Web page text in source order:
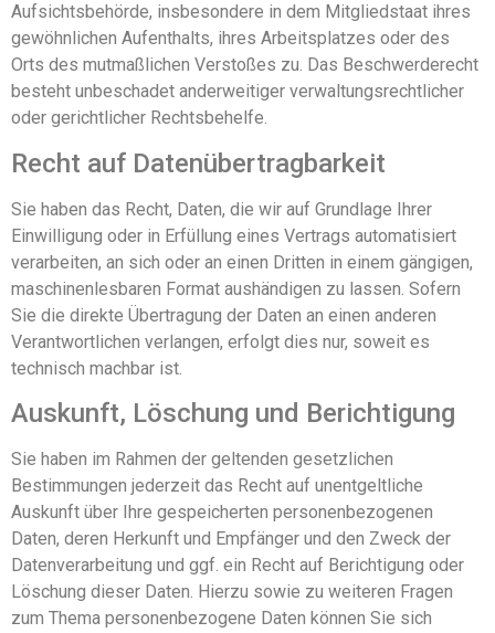
Aufsichtsbehörde, insbesondere in dem Mitgliedstaat ihres
gewöhnlichen Aufenthalts, ihres Arbeitsplatzes oder des
Orts des mutmaßlichen Verstoßes zu. Das Beschwerderecht
besteht unbeschadet anderweitiger verwaltungsrechtlicher
oder gerichtlicher Rechtsbehelfe.
Recht auf Daten­übertrag­barkeit
Sie haben das Recht, Daten, die wir auf Grundlage Ihrer
Einwilligung oder in Erfüllung eines Vertrags automatisiert
verarbeiten, an sich oder an einen Dritten in einem gängigen,
maschinenlesbaren Format aushändigen zu lassen. Sofern
Sie die direkte Übertragung der Daten an einen anderen
Verantwortlichen verlangen, erfolgt dies nur, soweit es
technisch machbar ist.
Auskunft, Löschung und Berichtigung
Sie haben im Rahmen der geltenden gesetzlichen
Bestimmungen jederzeit das Recht auf unentgeltliche
Auskunft über Ihre gespeicherten personenbezogenen
Daten, deren Herkunft und Empfänger und den Zweck der
Datenverarbeitung und ggf. ein Recht auf Berichtigung oder
Löschung dieser Daten. Hierzu sowie zu weiteren Fragen
zum Thema personenbezogene Daten können Sie sich